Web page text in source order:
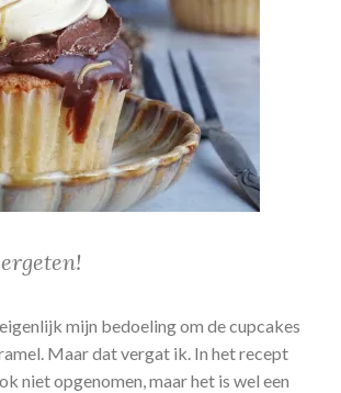
mijn bedoeling om de cupcakes
Maar dat vergat ik. In het recept
niet opgenomen, maar het is wel een